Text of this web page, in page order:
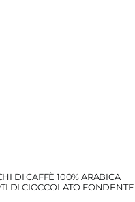
DI CAFFÈ 100% ARABICA
DI CIOCCOLATO FONDENTE